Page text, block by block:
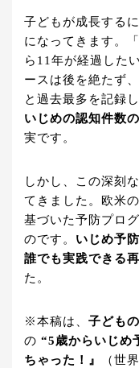
子どもが成長する
になってきます。
ら11年が経過した
ースは後を絶たず
と過去最多を記録
いじめの認知件数
実です。
しかし、この深刻
てきました。欧米
基づいた予防プロ
のです。 いじめ予
誰でも実践できる
た。
※本稿は、 子ども
の “5歳からいじめ
ちゃった！』
（世